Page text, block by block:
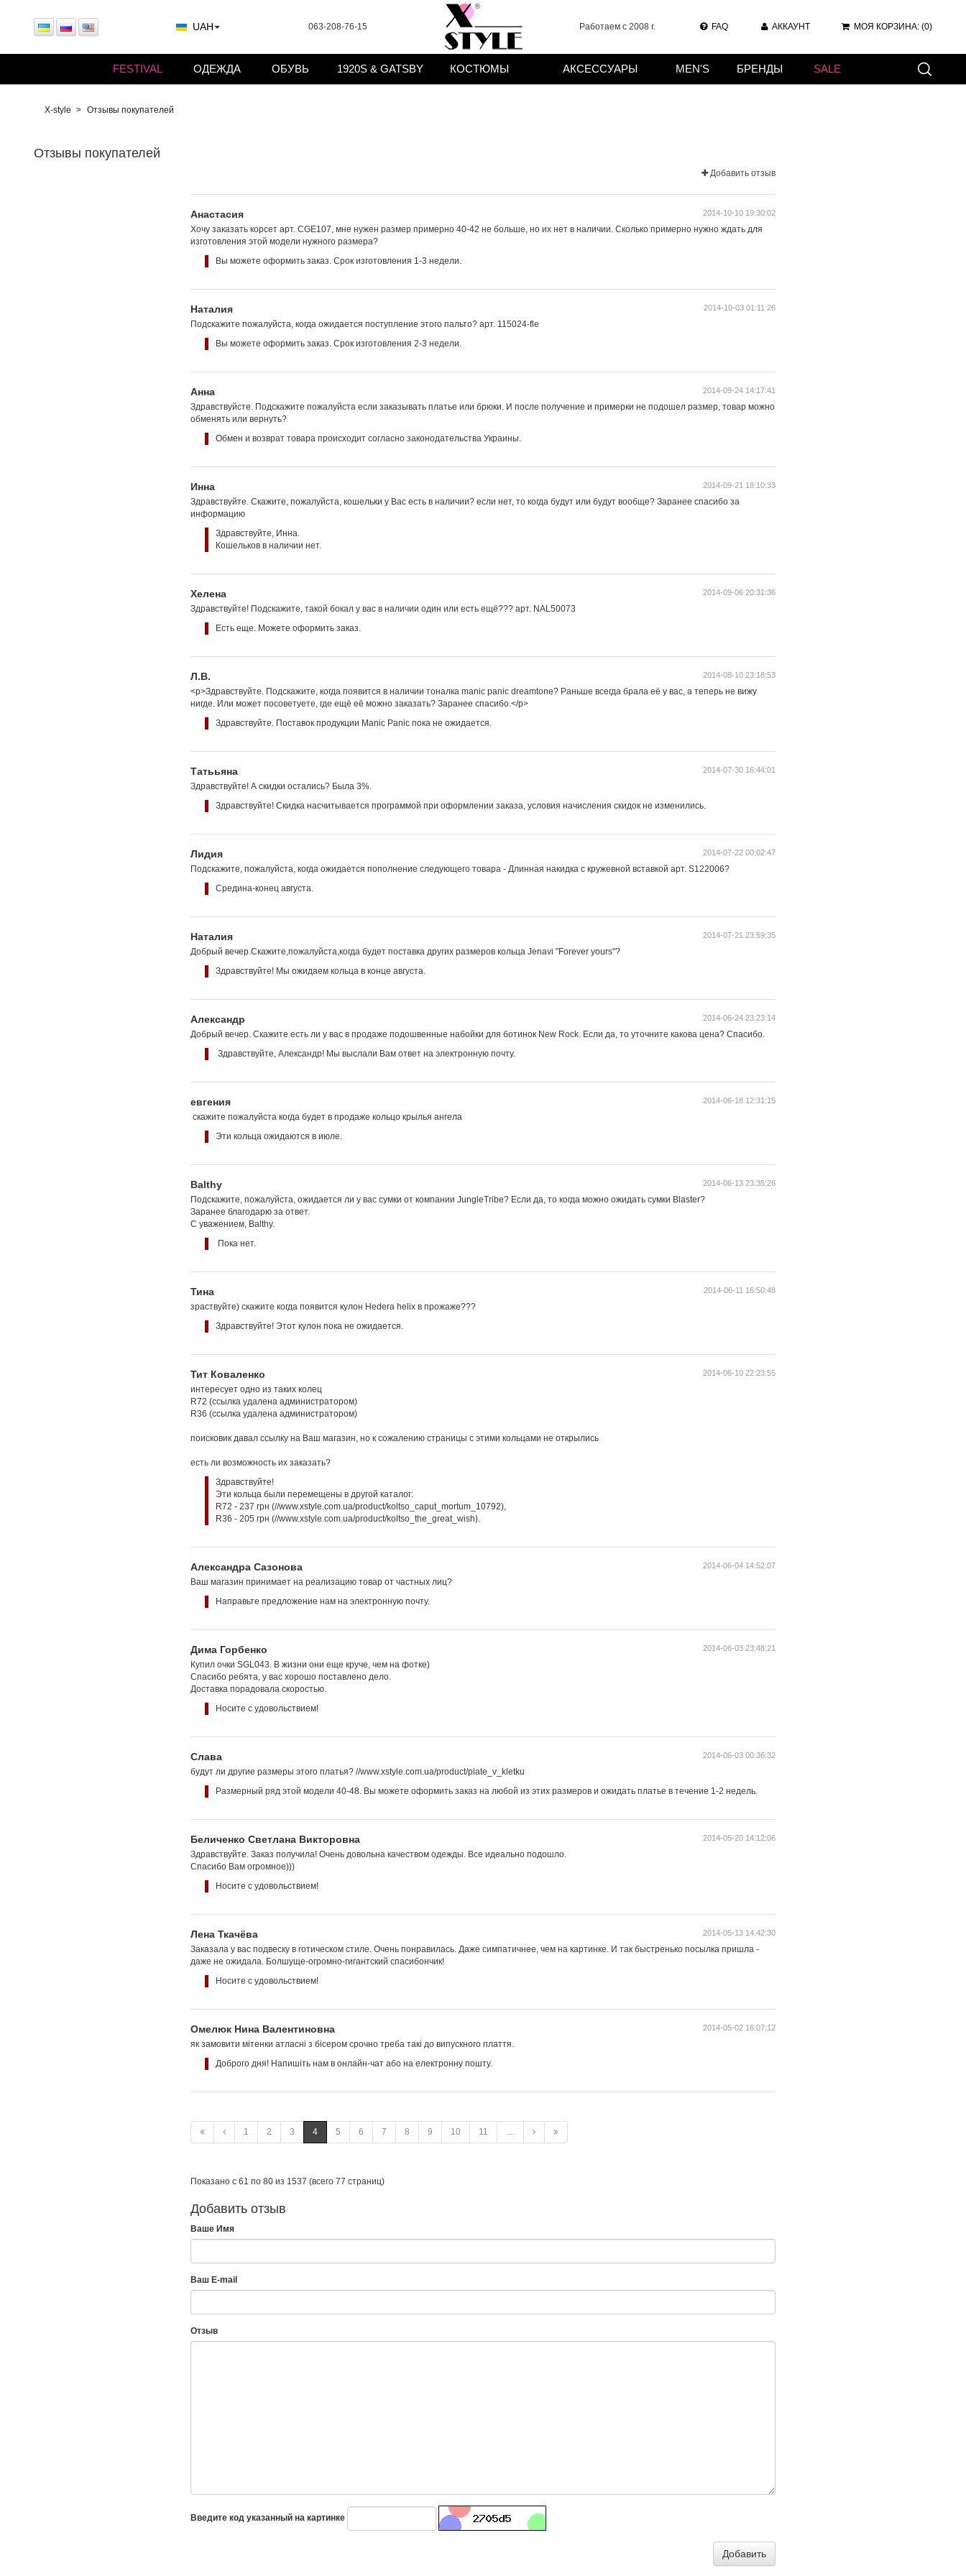
UAH 063-208-76-15 Работаем с 2008 г. FAQ АККАУНТ МОЯ КОРЗИНА: (0)
X-style Отзывы покупателей
Отзывы покупателей
Добавить отзыв
Анастасия 2014-10-10 19:30:02
Хочу заказать корсет арт. CGE107, мне нужен размер примерно 40-42 не больше, но их нет в наличии. Сколько примерно нужно ждать для
изготовления этой модели нужного размера?
Вы можете оформить заказ. Срок изготовления 1-3 недели.
Наталия 2014-10-03 01:11:26
Подскажите пожалуйста, когда ожидается поступление этого пальто? арт. 115024-fle
Вы можете оформить заказ. Срок изготовления 2-3 недели.
Анна 2014-09-24 14:17:41
Здравствуйсте. Подскажите пожалуйста если заказывать платье или брюки. И после получение и примерки не подошел размер, товар можно
обменять или вернуть?
Обмен и возврат товара происходит согласно законодательства Украины.
Инна 2014-09-21 18:10:33
Здравствуйте. Скажите, пожалуйста, кошельки у Вас есть в наличии? если нет, то когда будут или будут вообще? Заранее спасибо за
информацию
Здравствуйте, Инна.
Кошельков в наличии нет.
Хелена 2014-09-06 20:31:36
Здравствуйте! Подскажите, такой бокал у вас в наличии один или есть ещё??? арт. NAL50073
Есть еще. Можете оформить заказ.
Л.В. 2014-08-10 23:18:53
<p>Здравствуйте. Подскажите, когда появится в наличии тоналка manic panic dreamtone? Раньше всегда брала её у вас, а теперь не вижу
нигде. Или может посоветуете, где ещё её можно заказать? Заранее спасибо.</p>
Здравствуйте. Поставок продукции Manic Panic пока не ожидается.
Татььяна 2014-07-30 16:44:01
Здравствуйте! А скидки остались? Была 3%.
Здравствуйте! Скидка насчитывается программой при оформлении заказа, условия начисления скидок не изменились.
Лидия 2014-07-22 00:02:47
Подскажите, пожалуйста, когда ожидается пополнение следующего товара - Длинная накидка с кружевной вставкой арт. S122006?
Средина-конец августа.
Наталия 2014-07-21 23:59:35
Добрый вечер.Скажите,пожалуйста,когда будет поставка других размеров кольца Jenavi "Forever yours"?
Здравствуйте! Мы ожидаем кольца в конце августа.
Александр 2014-06-24 23:23:14
Добрый вечер. Скажите есть ли у вас в продаже подошвенные набойки для ботинок New Rock. Если да, то уточните какова цена? Спасибо.
Здравствуйте, Александр! Мы выслали Вам ответ на электронную почту.
евгения 2014-06-18 12:31:15
скажите пожалуйста когда будет в продаже кольцо крылья ангела
Эти кольца ожидаются в июле.
Balthy 2014-06-13 23:35:26
Подскажите, пожалуйста, ожидается ли у вас сумки от компании JungleTribe? Если да, то когда можно ожидать сумки Blaster?
Заранее благодарю за ответ.
С уважением, Balthy.
Пока нет.
Тина 2014-06-11 16:50:48
зраствуйте) скажите когда появится кулон Hedera helix в прожаже???
Здравствуйте! Этот кулон пока не ожидается.
Тит Коваленко 2014-06-10 22:23:55
интересует одно из таких колец
R72 (ссылка удалена администратором)
R36 (ссылка удалена администратором)
поисковик давал ссылку на Ваш магазин, но к сожалению страницы с этими кольцами не открылись
есть ли возможность их заказать?
Здравствуйте!
Эти кольца были перемещены в другой каталог:
R72 - 237 грн (//www.xstyle.com.ua/product/koltso_caput_mortum_10792),
R36 - 205 грн (//www.xstyle.com.ua/product/koltso_the_great_wish).
Александра Сазонова 2014-06-04 14:52:07
Ваш магазин принимает на реализацию товар от частных лиц?
Направьте предложение нам на электронную почту.
Дима Горбенко 2014-06-03 23:48:21
Купил очки SGL043. В жизни они еще круче, чем на фотке)
Спасибо ребята, у вас хорошо поставлено дело.
Доставка порадовала скоростью.
Носите с удовольствием!
Слава 2014-06-03 00:36:32
будут ли другие размеры этого платья? //www.xstyle.com.ua/product/plate_v_kletku
Размерный ряд этой модели 40-48. Вы можете оформить заказ на любой из этих размеров и ожидать платье в течение 1-2 недель.
Беличенко Светлана Викторовна 2014-05-20 14:12:06
Здравствуйте. Заказ получила! Очень довольна качеством одежды. Все идеально подошло.
Спасибо Вам огромное)))
Носите с удовольствием!
Лена Ткачёва 2014-05-13 14:42:30
Заказала у вас подвеску в готическом стиле. Очень понравилась. Даже симпатичнее, чем на картинке. И так быстренько посылка пришла -
даже не ожидала. Болшуще-огромно-гигантский спасибончик!
Носите с удовольствием!
Омелюк Нина Валентиновна 2014-05-02 16:07:12
як замовити мітенки атласні з бісером срочно треба такі до випускного плаття.
Доброго дня! Напишіть нам в онлайн-чат або на електронну пошту.
1 2 3 4 5 6 7 8 9 10 11 ....
Показано с 61 по 80 из 1537 (всего 77 страниц)
Добавить отзыв
Ваше Имя
Ваш E-mail
Отзыв
Введите код указанный на картинке
Добавить
FESTIVAL ОДЕЖДА ОБУВЬ 1920S & GATSBY КОСТЮМЫ АКСЕССУАРЫ MEN'S БРЕНДЫ SALE